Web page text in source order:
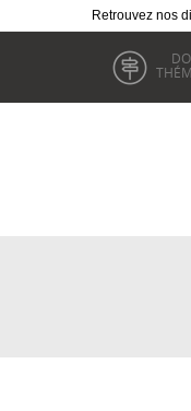
Retrouvez nos